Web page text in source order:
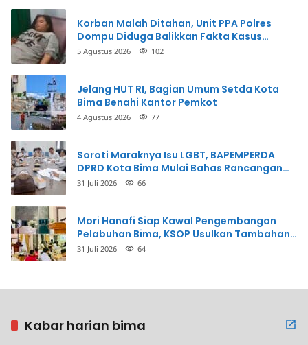
Korban Malah Ditahan, Unit PPA Polres
Dompu Diduga Balikkan Fakta Kasus
Penganiayaan
5 Agustus 2026 102
Jelang HUT RI, Bagian Umum Setda Kota
Bima Benahi Kantor Pemkot
4 Agustus 2026 77
Soroti Maraknya Isu LGBT, BAPEMPERDA
DPRD Kota Bima Mulai Bahas Rancangan
Perda Pencegahan
31 Juli 2026 66
Mori Hanafi Siap Kawal Pengembangan
Pelabuhan Bima, KSOP Usulkan Tambahan
Dermaga Rp400 Miliar
31 Juli 2026 64
Kabar harian bima